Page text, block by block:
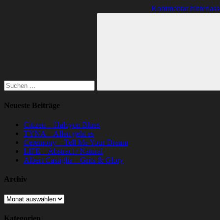
Kommentar
Suchen
Neueste Beiträge
Citizen – Halcyon Blues
TYNA – Allen geht es
Ceremony – Tell Me Your Dream
LIFE – Abstract / Natural
Albert Castiglia – Grits & Glory
Archiv
Archiv
Kategorien